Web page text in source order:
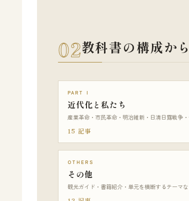
02教科書の構成か
PART I
近代化と私たち
産業革命・市民革命・明治維新・日清日露戦争
15 記事
OTHERS
その他
観光ガイド・書籍紹介・単元を横断するテーマ